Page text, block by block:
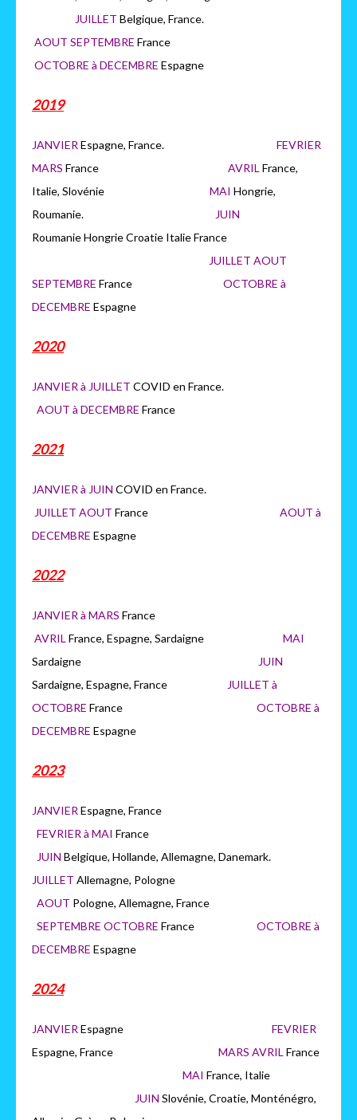
JUILLET Belgique, France.
AOUT SEPTEMBRE France
OCTOBRE à DECEMBRE Espagne
2019
JANVIER Espagne, France. FEVRIER
MARS France AVRIL France,
Italie, Slovénie MAI Hongrie,
Roumanie.
JUIN
Roumanie Hongrie Croatie Italie France
JUILLET AOUT
SEPTEMBRE France OCTOBRE à
DECEMBRE Espagne
2020
JANVIER à JUILLET COVID en France.
AOUT à DECEMBRE France
2021
JANVIER à JUIN COVID en France.
JUILLET AOUT France AOUT à
DECEMBRE Espagne
2022
JANVIER à MARS France
AVRIL France, Espagne, Sardaigne MAI
Sardaigne
JUIN
Sardaigne, Espagne, France
JUILLET à
OCTOBRE France OCTOBRE à
DECEMBRE Espagne
2023
JANVIER Espagne, France
FEVRIER à MAI France
JUIN Belgique, Hollande, Allemagne, Danemark.
JUILLET Allemagne, Pologne
AOUT Pologne, Allemagne, France
SEPTEMBRE OCTOBRE France OCTOBRE à
DECEMBRE Espagne
2024
JANVIER Espagne FEVRIER
Espagne, France MARS AVRIL France
MAI France, Italie
JUIN Slovénie, Croatie, Monténégro,